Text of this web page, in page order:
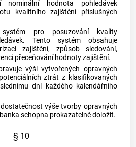
nominální hodnota pohledávek
kvalitního zajištění příslušných
pro posuzování kvality
Tento systém obsahuje
zajištění, způsob sledování,
přeceňování hodnoty zajištění.
výši vytvořených opravných
ztrát z klasifikovaných
dni každého kalendářního
výše tvorby opravných
schopna prokazatelně doložit.
§ 10